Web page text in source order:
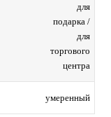
для
подарка /
для
торгового
центра
умеренный